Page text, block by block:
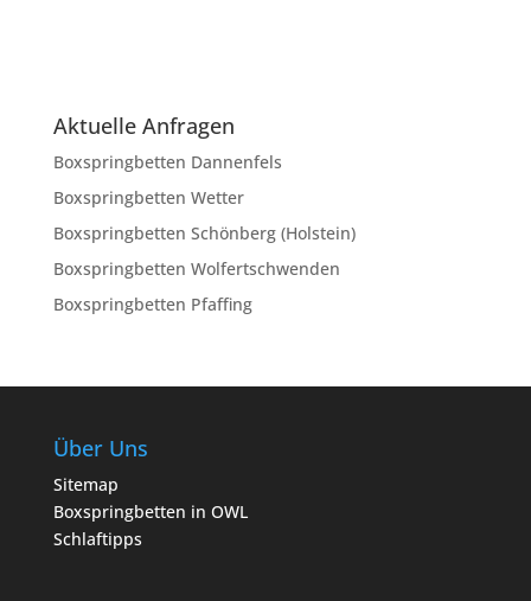
Aktuelle Anfragen
Boxspringbetten Dannenfels
Boxspringbetten Wetter
Boxspringbetten Schönberg (Holstein)
Boxspringbetten Wolfertschwenden
Boxspringbetten Pfaffing
Über Uns
Sitemap
Boxspringbetten in OWL
Schlaftipps